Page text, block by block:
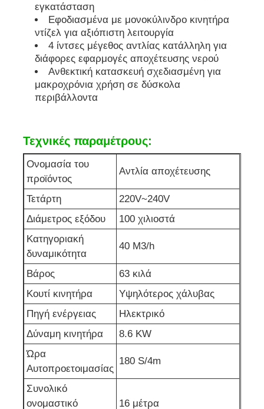
Γεννήτρια χαμηλού θορύβου
Συντήρηση Γεννητριών
Σετ γεννήτριας συγκόλλησης
μηχανή diesel γεννητριών
αντλία αποχέτευσης
εγκατάσταση
Εφοδιασμένα με μονοκύλινδρο κινητήρα
ντίζελ για αξιόπιστη λειτουργία
4 ίντσες μέγεθος αντλίας κατάλληλη για
διάφορες εφαρμογές αποχέτευσης νερού
Ανθεκτική κατασκευή σχεδιασμένη για
μακροχρόνια χρήση σε δύσκολα
περιβάλλοντα
Τεχνικές παραμέτρους:
Ονομασία του
προϊόντος
Αντλία αποχέτευσης
Τετάρτη
220V~240V
Διάμετρος εξόδου
100 χιλιοστά
Κατηγοριακή
δυναμικότητα
40 M3/h
Βάρος
63 κιλά
Κουτί κινητήρα
Υψηλότερος χάλυβας
Πηγή ενέργειας
Ηλεκτρικό
Δύναμη κινητήρα
8.6 KW
Ώρα
Αυτοπροετοιμασίας
180 S/4m
Συνολικό
ονομαστικό
16 μέτρα